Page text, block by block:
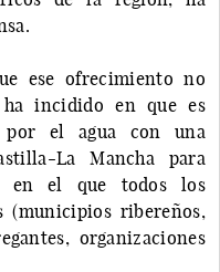
ese ofrecimiento no
incidido en que es
por el agua con una
La Mancha para
en el que todos los
(municipios ribereños,
organizaciones